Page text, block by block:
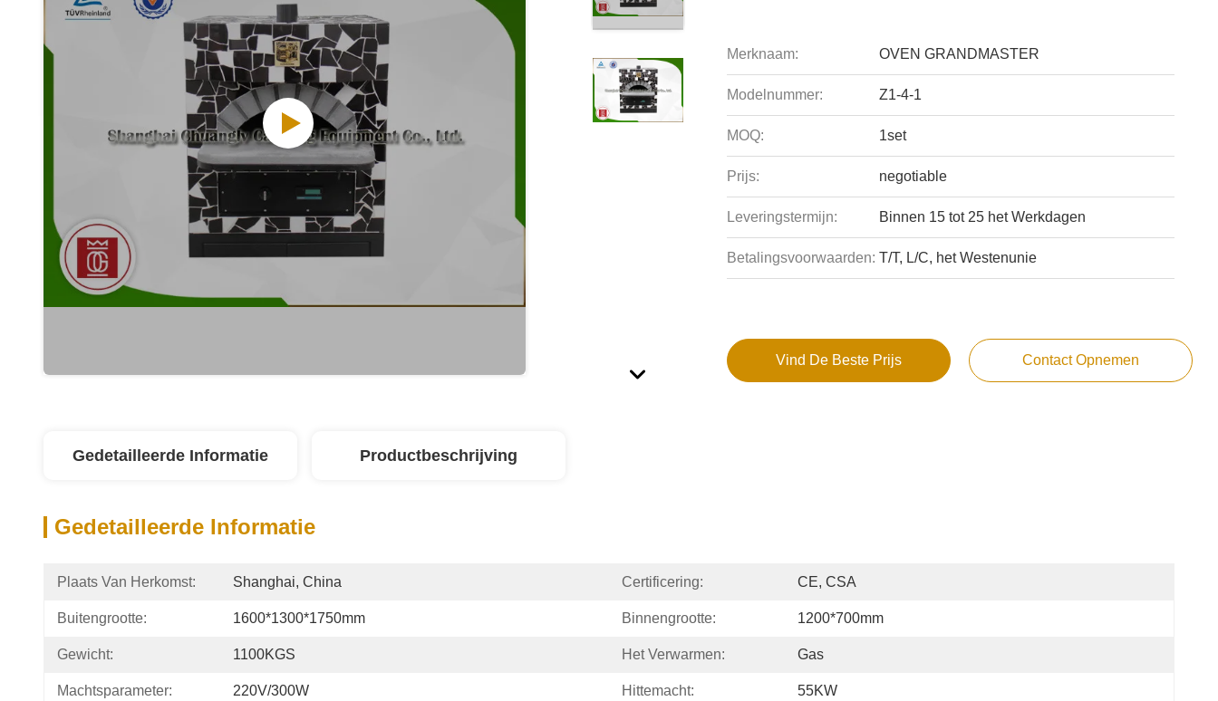
Merknaam: OVEN GRANDMASTER
Modelnummer: Z1-4-1
MOQ: 1set
Prijs: negotiable
Leveringstermijn: Binnen 15 tot 25 het Werkdagen
Betalingsvoorwaarden: T/T, L/C, het Westenunie
Vind De Beste Prijs Contact Opnemen
Gedetailleerde Informatie Productbeschrijving
Gedetailleerde Informatie
Plaats Van Herkomst: Shanghai, China Certificering: CE, CSA
Buitengrootte: 1600*1300*1750mm Binnengrootte: 1200*700mm
Gewicht: 1100KGS Het Verwarmen: Gas
Machtsparameter: 220V/300W Hittemacht: 55KW